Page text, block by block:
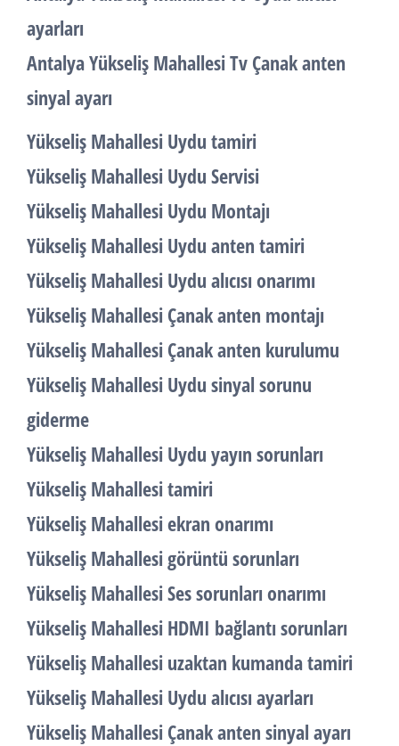
ayarları
Antalya Yükseliş Mahallesi Tv Çanak anten
sinyal ayarı
Yükseliş Mahallesi Uydu tamiri
Yükseliş Mahallesi Uydu Servisi
Yükseliş Mahallesi Uydu Montajı
Yükseliş Mahallesi Uydu anten tamiri
Yükseliş Mahallesi Uydu alıcısı onarımı
Yükseliş Mahallesi Çanak anten montajı
Yükseliş Mahallesi Çanak anten kurulumu
Yükseliş Mahallesi Uydu sinyal sorunu
giderme
Yükseliş Mahallesi Uydu yayın sorunları
Yükseliş Mahallesi tamiri
Yükseliş Mahallesi ekran onarımı
Yükseliş Mahallesi görüntü sorunları
Yükseliş Mahallesi Ses sorunları onarımı
Yükseliş Mahallesi HDMI bağlantı sorunları
Yükseliş Mahallesi uzaktan kumanda tamiri
Yükseliş Mahallesi Uydu alıcısı ayarları
Yükseliş Mahallesi Çanak anten sinyal ayarı